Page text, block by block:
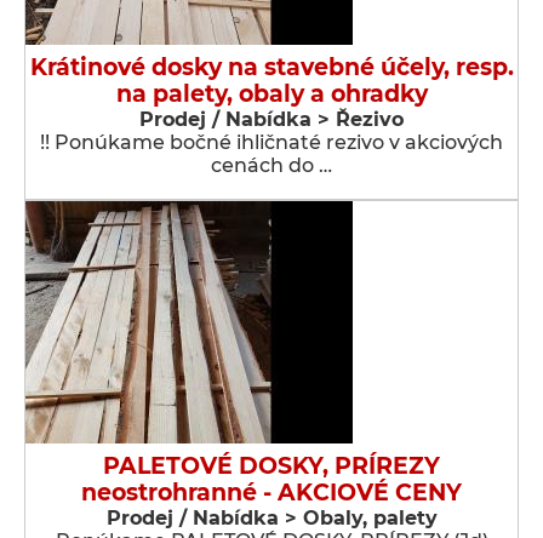
Krátinové dosky na stavebné účely, resp.
na palety, obaly a ohradky
Prodej / Nabídka > Řezivo
!! Ponúkame bočné ihličnaté rezivo v akciových
cenách do …
PALETOVÉ DOSKY, PRÍREZY
neostrohranné - AKCIOVÉ CENY
Prodej / Nabídka > Obaly, palety